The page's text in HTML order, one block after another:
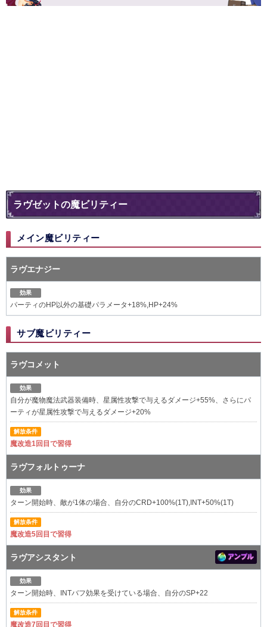
ラヴゼットの魔ビリティー
メイン魔ビリティー
ラヴエナジー
効果
パーティのHP以外の基礎パラメータ+18%,HP+24%
サブ魔ビリティー
ラヴコメット
効果
自分が魔物魔法武器装備時、星属性攻撃で与えるダメージ+55%、さらにパ
ーティが星属性攻撃で与えるダメージ+20%
解放条件
魔改造1回目で習得
ラヴフォルトゥーナ
効果
ターン開始時、敵が1体の場合、自分のCRD+100%(1T),INT+50%(1T)
解放条件
魔改造5回目で習得
ラヴアシスタント
効果
ターン開始時、INTバフ効果を受けている場合、自分のSP+22
解放条件
魔改造7回目で習得